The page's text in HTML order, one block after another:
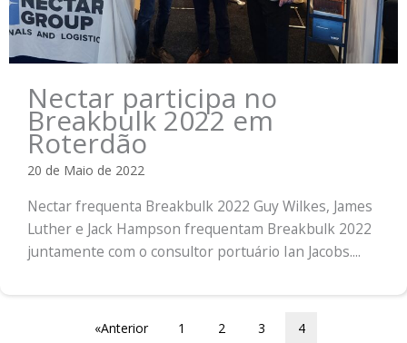
Nectar participa no
Breakbulk 2022 em
Roterdão
20 de Maio de 2022
Nectar frequenta Breakbulk 2022 Guy Wilkes, James
Luther e Jack Hampson frequentam Breakbulk 2022
juntamente com o consultor portuário Ian Jacobs....
«Anterior 1 2 3 4